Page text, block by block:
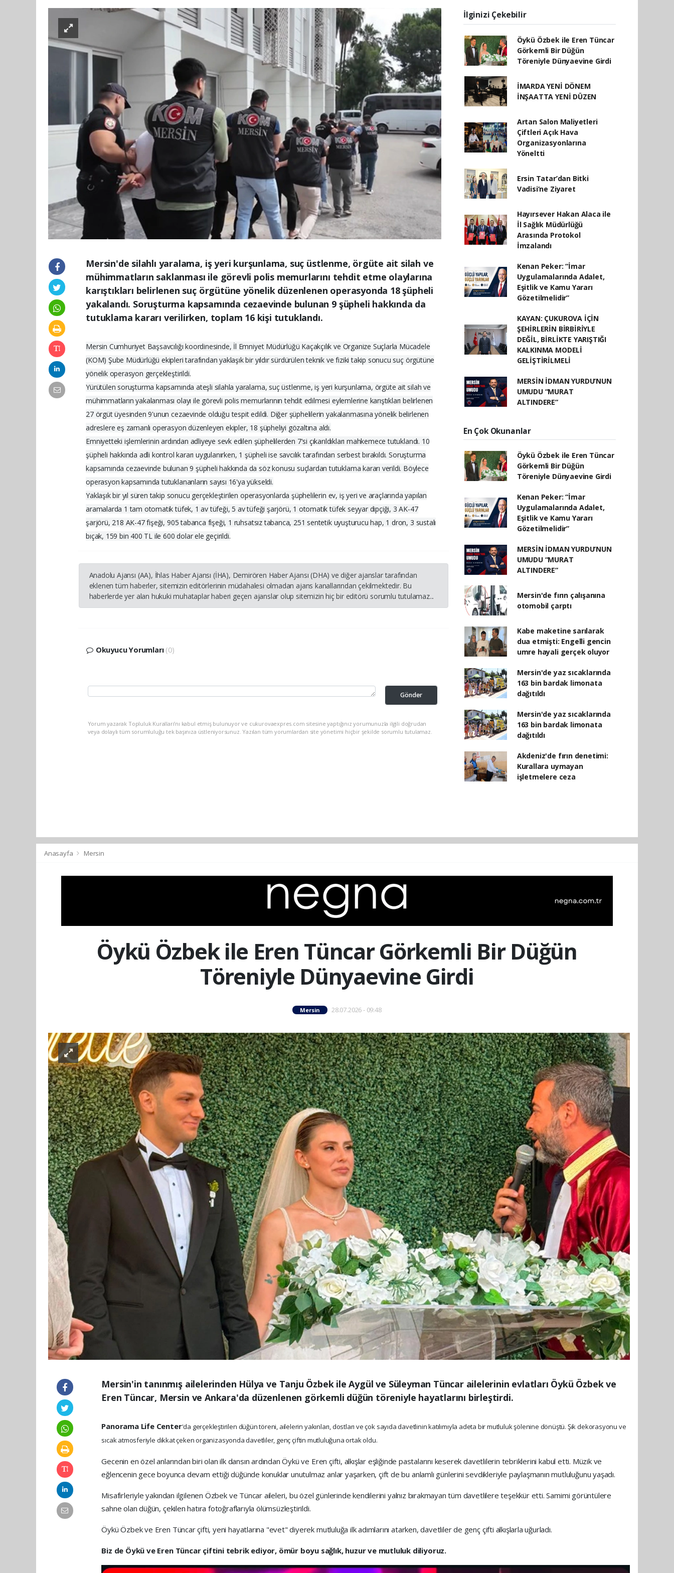
Mersin'de silahlı yaralama, iş yeri kurşunlama, suç üstlenme, örgüte ait silah ve
mühimmatların saklanması ile görevli polis memurlarını tehdit etme olaylarına
karıştıkları belirlenen suç örgütüne yönelik düzenlenen operasyonda 18 şüpheli
yakalandı. Soruşturma kapsamında cezaevinde bulunan 9 şüpheli hakkında da
tutuklama kararı verilirken, toplam 16 kişi tutuklandı.
Mersin Cumhuriyet Başsavcılığı koordinesinde, İl Emniyet Müdürlüğü Kaçakçılık ve Organize Suçlarla Mücadele
(KOM) Şube Müdürlüğü ekipleri tarafından yaklaşık bir yıldır sürdürülen teknik ve fiziki takip sonucu suç örgütüne
yönelik operasyon gerçekleştirildi.
Yürütülen soruşturma kapsamında ateşli silahla yaralama, suç üstlenme, iş yeri kurşunlama, örgüte ait silah ve
mühimmatların yakalanması olayı ile görevli polis memurlarının tehdit edilmesi eylemlerine karıştıkları belirlenen
27 örgüt üyesinden 9'unun cezaevinde olduğu tespit edildi. Diğer şüphelilerin yakalanmasına yönelik belirlenen
adreslere eş zamanlı operasyon düzenleyen ekipler, 18 şüpheliyi gözaltına aldı.
Emniyetteki işlemlerinin ardından adliyeye sevk edilen şüphelilerden 7'si çıkarıldıkları mahkemece tutuklandı. 10
şüpheli hakkında adli kontrol kararı uygulanırken, 1 şüpheli ise savcılık tarafından serbest bırakıldı. Soruşturma
kapsamında cezaevinde bulunan 9 şüpheli hakkında da söz konusu suçlardan tutuklama kararı verildi. Böylece
operasyon kapsamında tutuklananların sayısı 16'ya yükseldi.
Yaklaşık bir yıl süren takip sonucu gerçekleştirilen operasyonlarda şüphelilerin ev, iş yeri ve araçlarında yapılan
aramalarda 1 tam otomatik tüfek, 1 av tüfeği, 5 av tüfeği şarjörü, 1 otomatik tüfek seyyar dipçiği, 3 AK-47
şarjörü, 218 AK-47 fişeği, 905 tabanca fişeği, 1 ruhsatsız tabanca, 251 sentetik uyuşturucu hap, 1 dron, 3 sustalı
bıçak, 159 bin 400 TL ile 600 dolar ele geçirildi.
Anadolu Ajansı (AA), İhlas Haber Ajansı (İHA), Demirören Haber Ajansı (DHA) ve diğer ajanslar tarafından
eklenen tüm haberler, sitemizin editörlerinin müdahalesi olmadan ajans kanallarından çekilmektedir. Bu
haberlerde yer alan hukuki muhataplar haberi geçen ajanslar olup sitemizin hiç bir editörü sorumlu tutulamaz...
Okuyucu Yorumları (0)
Gönder
Yorum yazarak Topluluk Kuralları’nı kabul etmiş bulunuyor ve cukurovaexpres.com sitesine yaptığınız yorumunuzla ilgili doğrudan
veya dolaylı tüm sorumluluğu tek başınıza üstleniyorsunuz. Yazılan tüm yorumlardan site yönetimi hiçbir şekilde sorumlu tutulamaz.
İlginizi Çekebilir
Öykü Özbek ile Eren Tüncar
Görkemli Bir Düğün
Töreniyle Dünyaevine Girdi
İMARDA YENİ DÖNEM
İNŞAATTA YENİ DÜZEN
Artan Salon Maliyetleri
Çiftleri Açık Hava
Organizasyonlarına
Yöneltti
Ersin Tatar’dan Bitki
Vadisi’ne Ziyaret
Hayırsever Hakan Alaca ile
İl Sağlık Müdürlüğü
Arasında Protokol
İmzalandı
Kenan Peker: “İmar
Uygulamalarında Adalet,
Eşitlik ve Kamu Yararı
Gözetilmelidir”
KAYAN: ÇUKUROVA İÇİN
ŞEHİRLERİN BİRBİRİYLE
DEĞİL, BİRLİKTE YARIŞTIĞI
KALKINMA MODELİ
GELİŞTİRİLMELİ
MERSİN İDMAN YURDU’NUN
UMUDU “MURAT
ALTINDERE”
En Çok Okunanlar
Öykü Özbek ile Eren Tüncar
Görkemli Bir Düğün
Töreniyle Dünyaevine Girdi
Kenan Peker: “İmar
Uygulamalarında Adalet,
Eşitlik ve Kamu Yararı
Gözetilmelidir”
MERSİN İDMAN YURDU’NUN
UMUDU “MURAT
ALTINDERE”
Mersin'de fırın çalışanına
otomobil çarptı
Kabe maketine sarılarak
dua etmişti: Engelli gencin
umre hayali gerçek oluyor
Mersin'de yaz sıcaklarında
163 bin bardak limonata
dağıtıldı
Mersin'de yaz sıcaklarında
163 bin bardak limonata
dağıtıldı
Akdeniz'de fırın denetimi:
Kurallara uymayan
işletmelere ceza
Anasayfa Mersin
Öykü Özbek ile Eren Tüncar Görkemli Bir Düğün
Töreniyle Dünyaevine Girdi
Mersin 28.07.2026 - 09:48
Mersin'in tanınmış ailelerinden Hülya ve Tanju Özbek ile Aygül ve Süleyman Tüncar ailelerinin evlatları Öykü Özbek ve
Eren Tüncar, Mersin ve Ankara'da düzenlenen görkemli düğün töreniyle hayatlarını birleştirdi.
Panorama Life Center'da gerçekleştirilen düğün töreni, ailelerin yakınları, dostları ve çok sayıda davetlinin katılımıyla adeta bir mutluluk şölenine dönüştü. Şık dekorasyonu ve
sıcak atmosferiyle dikkat çeken organizasyonda davetliler, genç çiftin mutluluğuna ortak oldu.
Gecenin en özel anlarından biri olan ilk dansın ardından Öykü ve Eren çifti, alkışlar eşliğinde pastalarını keserek davetlilerin tebriklerini kabul etti. Müzik ve
eğlencenin gece boyunca devam ettiği düğünde konuklar unutulmaz anlar yaşarken, çift de bu anlamlı günlerini sevdikleriyle paylaşmanın mutluluğunu yaşadı.
Misafirleriyle yakından ilgilenen Özbek ve Tüncar aileleri, bu özel günlerinde kendilerini yalnız bırakmayan tüm davetlilere teşekkür etti. Samimi görüntülere
sahne olan düğün, çekilen hatıra fotoğraflarıyla ölümsüzleştirildi.
Öykü Özbek ve Eren Tüncar çifti, yeni hayatlarına "evet" diyerek mutluluğa ilk adımlarını atarken, davetliler de genç çifti alkışlarla uğurladı.
Biz de Öykü ve Eren Tüncar çiftini tebrik ediyor, ömür boyu sağlık, huzur ve mutluluk diliyoruz.